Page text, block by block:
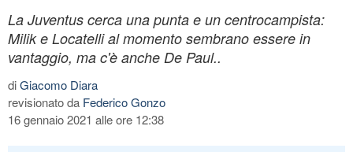
La Juventus cerca una punta e un centrocampista:
Milik e Locatelli al momento sembrano essere in
vantaggio, ma c'è anche De Paul..
diGiacomo Diara
revisionato da Federico Gonzo
16 gennaio 2021 alle ore 12:38